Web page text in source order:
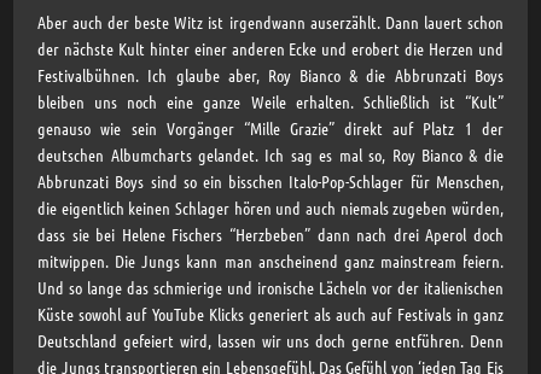
Aber auch der beste Witz ist irgendwann auserzählt. Dann lauert schon
der nächste Kult hinter einer anderen Ecke und erobert die Herzen und
Festivalbühnen. Ich glaube aber, Roy Bianco & die Abbrunzati Boys
bleiben uns noch eine ganze Weile erhalten. Schließlich ist “Kult”
genauso wie sein Vorgänger “Mille Grazie” direkt auf Platz 1 der
deutschen Albumcharts gelandet. Ich sag es mal so, Roy Bianco & die
Abbrunzati Boys sind so ein bisschen Italo-Pop-Schlager für Menschen,
die eigentlich keinen Schlager hören und auch niemals zugeben würden,
dass sie bei Helene Fischers “Herzbeben” dann nach drei Aperol doch
mitwippen. Die Jungs kann man anscheinend ganz mainstream feiern.
Und so lange das schmierige und ironische Lächeln vor der italienischen
Küste sowohl auf YouTube Klicks generiert als auch auf Festivals in ganz
Deutschland gefeiert wird, lassen wir uns doch gerne entführen. Denn
die Jungs transportieren ein Lebensgefühl. Das Gefühl von ‘jeden Tag Eis